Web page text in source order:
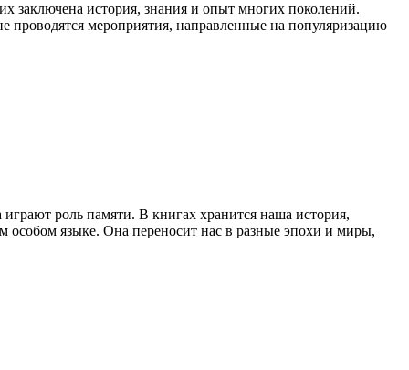
заключена история, знания и опыт многих поколений.
проводятся мероприятия, направленные на популяризацию
роль памяти. В книгах хранится наша история,
особом языке. Она переносит нас в разные эпохи и миры,